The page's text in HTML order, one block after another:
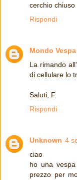
cerchio chiuso
Rispondi
Mondo Vespa
La rimando
di cellulare lo
Saluti, F.
Rispondi
Unknown 4
ciao
ho una
prezzo per